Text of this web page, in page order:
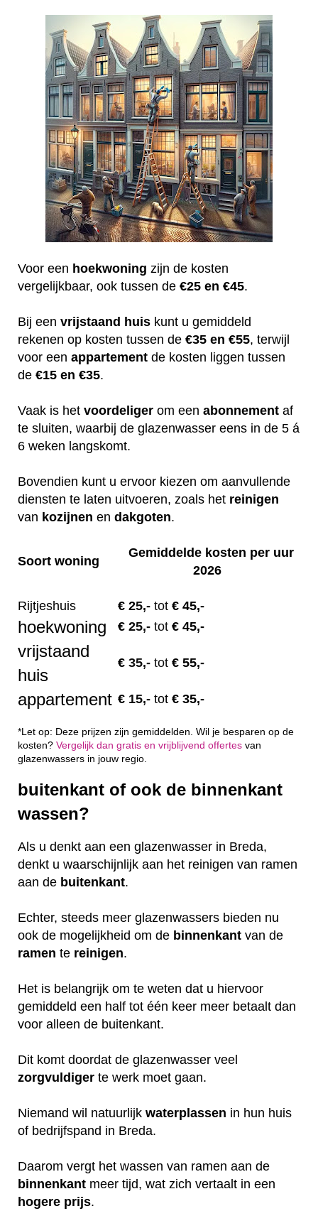
Voor een hoekwoning zijn de kosten
vergelijkbaar, ook tussen de €25 en €45.
Bij een vrijstaand huis kunt u gemiddeld
rekenen op kosten tussen de €35 en €55, terwijl
voor een appartement de kosten liggen tussen
de €15 en €35.
Vaak is het voordeliger om een abonnement af
te sluiten, waarbij de glazenwasser eens in de 5 á
6 weken langskomt.
Bovendien kunt u ervoor kiezen om aanvullende
diensten te laten uitvoeren, zoals het reinigen
van kozijnen en dakgoten.
Soort woning
Gemiddelde kosten per uur
2026
Rijtjeshuis € 25,- tot € 45,-
hoekwoning € 25,- tot € 45,-
vrijstaand
huis
€ 35,- tot € 55,-
appartement € 15,- tot € 35,-
*Let op: Deze prijzen zijn gemiddelden. Wil je besparen op de
kosten? Vergelijk dan gratis en vrijblijvend offertes van
glazenwassers in jouw regio.
buitenkant of ook de binnenkant
wassen?
Als u denkt aan een glazenwasser in Breda,
denkt u waarschijnlijk aan het reinigen van ramen
aan de buitenkant.
Echter, steeds meer glazenwassers bieden nu
ook de mogelijkheid om de binnenkant van de
ramen te reinigen.
Het is belangrijk om te weten dat u hiervoor
gemiddeld een half tot één keer meer betaalt dan
voor alleen de buitenkant.
Dit komt doordat de glazenwasser veel
zorgvuldiger te werk moet gaan.
Niemand wil natuurlijk waterplassen in hun huis
of bedrijfspand in Breda.
Daarom vergt het wassen van ramen aan de
binnenkant meer tijd, wat zich vertaalt in een
hogere prijs.